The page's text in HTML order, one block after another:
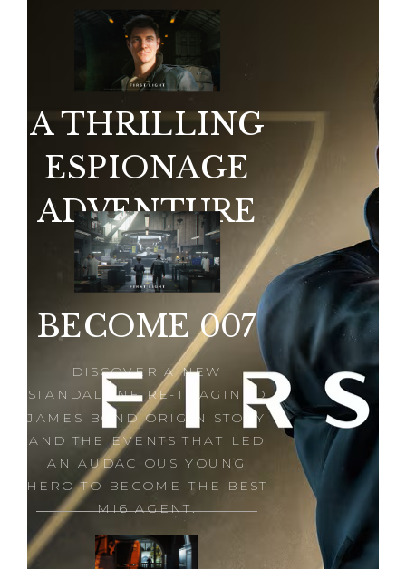
A THRILLING
ESPIONAGE
ADVENTURE
BECOME 007
DISCOVER A NEW
STANDALONE RE-IMAGINED
JAMES BOND ORIGIN STORY
AND THE EVENTS THAT LED
AN AUDACIOUS YOUNG
HERO TO BECOME THE BEST
MI6 AGENT.